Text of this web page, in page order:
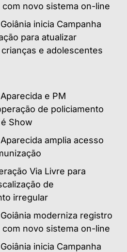
novo sistema on-line
inicia Campanha
para atualizar
e adolescentes
e PM
de policiamento
Show
amplia acesso
Via Livre para
de
irregular
moderniza registro
novo sistema on-line
inicia Campanha